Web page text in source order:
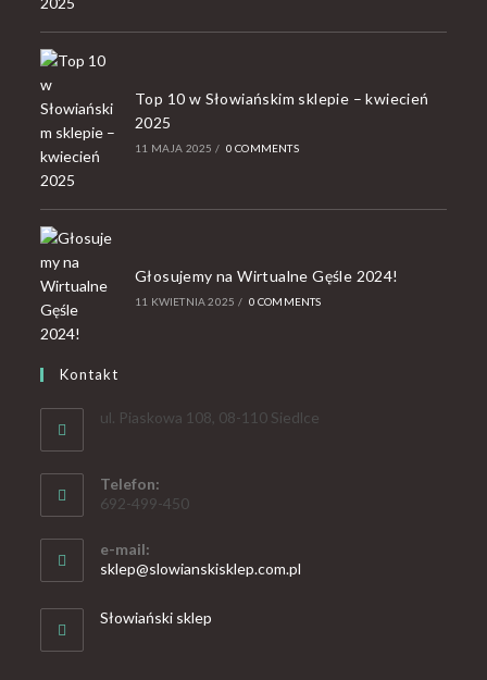
Top 10 w Słowiańskim sklepie – kwiecień
2025
11 MAJA 2025 / 0 COMMENTS
Głosujemy na Wirtualne Gęśle 2024!
11 KWIETNIA 2025 / 0 COMMENTS
Kontakt
ul. Piaskowa 108, 08-110 Siedlce
Telefon:
692-499-450
e-mail:
sklep@slowianskisklep.com.pl
Słowiański sklep